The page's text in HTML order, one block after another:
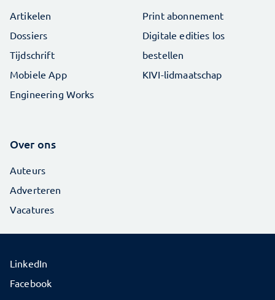
Artikelen
Dossiers
Tijdschrift
Mobiele App
Engineering Works
Print abonnement
Digitale edities los
bestellen
KIVI-lidmaatschap
Over ons
Auteurs
Adverteren
Vacatures
LinkedIn
Facebook